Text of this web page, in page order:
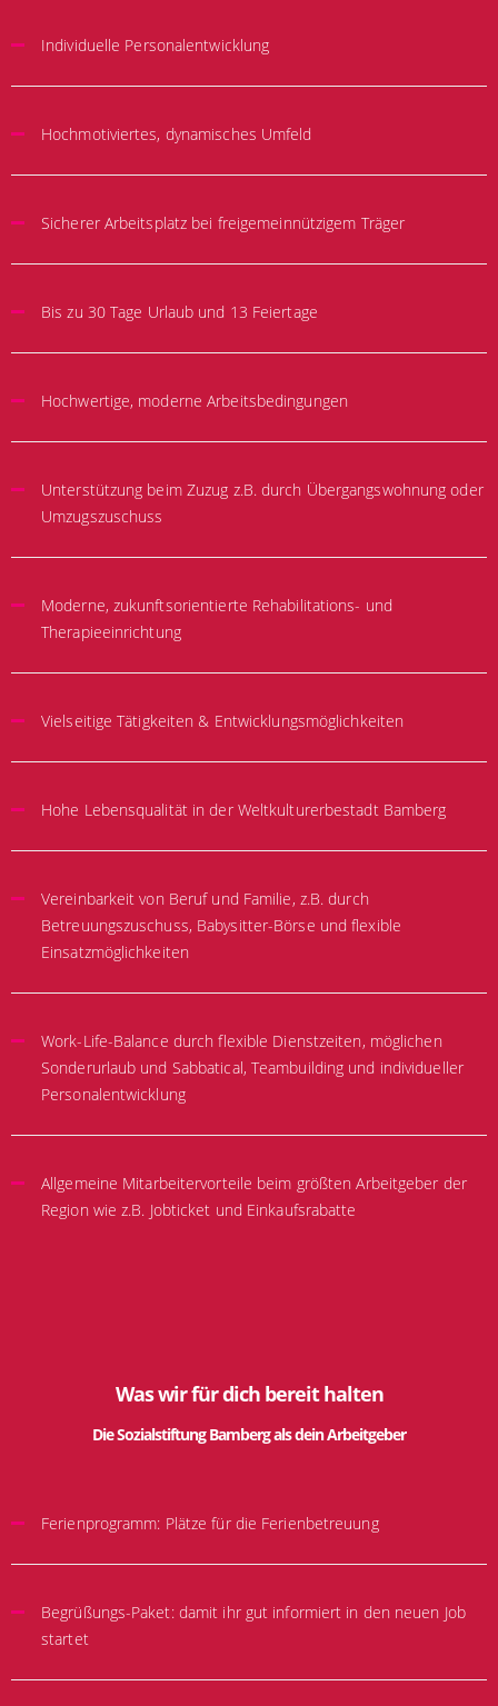
Individuelle Personalentwicklung
Hochmotiviertes, dynamisches Umfeld
Sicherer Arbeitsplatz bei freigemeinnützigem Träger
Bis zu 30 Tage Urlaub und 13 Feiertage
Hochwertige, moderne Arbeitsbedingungen
Unterstützung beim Zuzug z.B. durch Übergangswohnung oder
Umzugszuschuss
Moderne, zukunftsorientierte Rehabilitations- und
Therapieeinrichtung
Vielseitige Tätigkeiten & Entwicklungsmöglichkeiten
Hohe Lebensqualität in der Weltkulturerbestadt Bamberg
Vereinbarkeit von Beruf und Familie, z.B. durch
Betreuungszuschuss, Babysitter-Börse und flexible
Einsatzmöglichkeiten
Work-Life-Balance durch flexible Dienstzeiten, möglichen
Sonderurlaub und Sabbatical, Teambuilding und individueller
Personalentwicklung
Allgemeine Mitarbeitervorteile beim größten Arbeitgeber der
Region wie z.B. Jobticket und Einkaufsrabatte
Was wir für dich bereit halten
Die Sozialstiftung Bamberg als dein Arbeitgeber
Ferienprogramm: Plätze für die Ferienbetreuung
Begrüßungs-Paket: damit ihr gut informiert in den neuen Job
startet